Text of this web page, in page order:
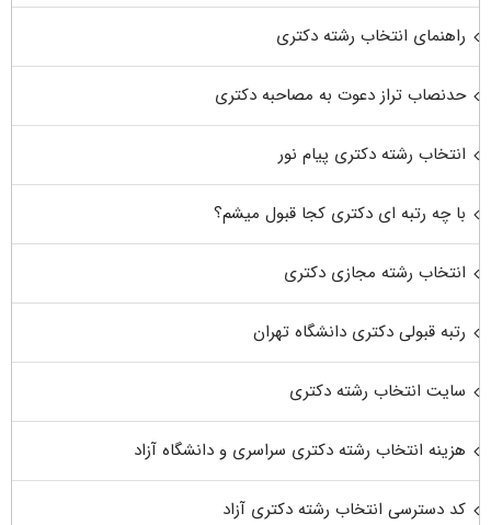
راهنمای انتخاب رشته دکتری
حدنصاب تراز دعوت به مصاحبه دکتری
انتخاب رشته دکتری پیام نور
با چه رتبه ای دکتری کجا قبول میشم؟
انتخاب رشته مجازی دکتری
رتبه قبولی دکتری دانشگاه تهران
سایت انتخاب رشته دکتری
هزینه انتخاب رشته دکتری سراسری و دانشگاه آزاد
کد دسترسی انتخاب رشته دکتری آزاد